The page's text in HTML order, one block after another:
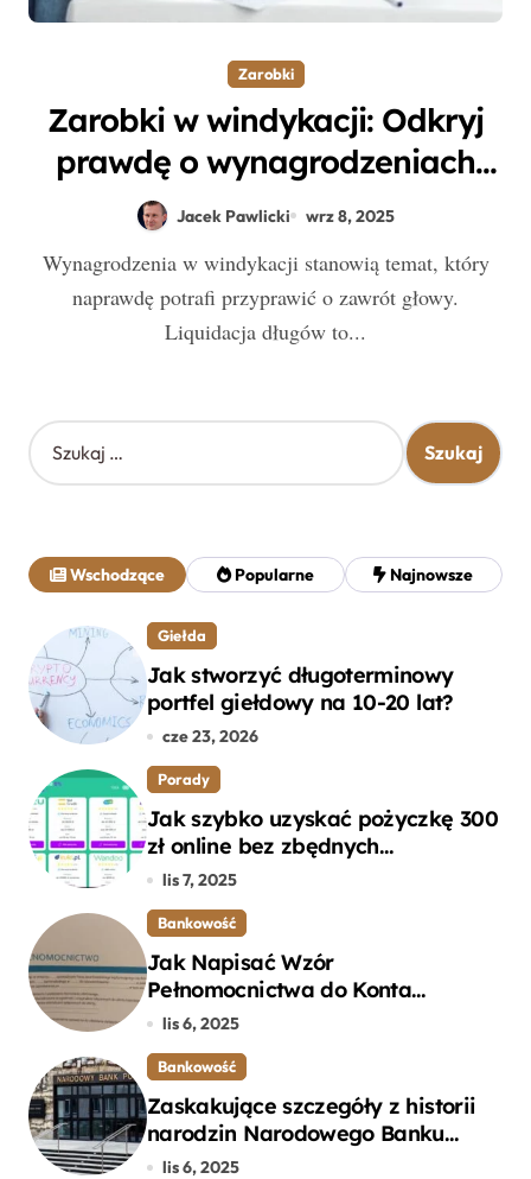
Zarobki
Zarobki w windykacji: Odkryj
prawdę o wynagrodzeniach
specjalistów w branży
Jacek Pawlicki wrz 8, 2025
Wynagrodzenia w windykacji stanowią temat, który
naprawdę potrafi przyprawić o zawrót głowy.
Liquidacja długów to...
S
z
j
:
Wschodzące Popularne Najnowsze
Giełda
Jak stworzyć długoterminowy
portfel giełdowy na 10-20 lat?
cze 23, 2026
Porady
Jak szybko uzyskać pożyczkę 300
zł online bez zbędnych
formalności?
lis 7, 2025
Bankowość
Jak Napisać Wzór
Pełnomocnictwa do Konta
Bankowego – Praktyczny
lis 6, 2025
Bankowość
Zaskakujące szczegóły z historii
narodzin Narodowego Banku
Polskiego, o których mogłeś nie
lis 6, 2025